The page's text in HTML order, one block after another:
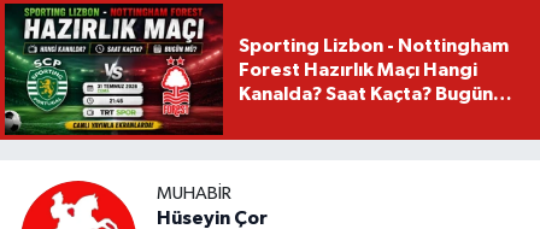
Sporting Lizbon - Nottingham
Forest Hazırlık Maçı Hangi
Kanalda? Saat Kaçta? Bugün
MUHABIR
Hüseyin Çor